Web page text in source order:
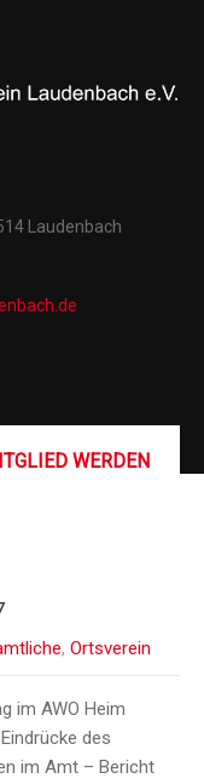
Laudenbach
WERDEN
, Ortsverein
im AWO Heim
des
im Amt – Bericht